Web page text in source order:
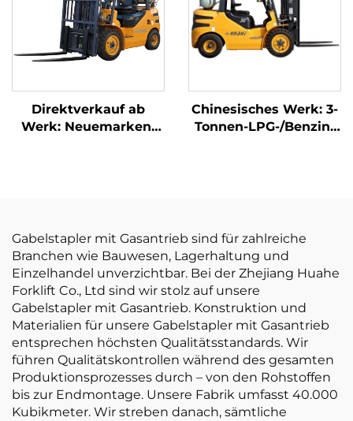
ist preisgünstig.
Direktverkauf ab
Werk: Neuemarken-
Chinesisches Werk: 3-
Tonnen-LPG-/Benzin-
Gabelstapler mit Gasantrieb sind für zahlreiche
Branchen wie Bauwesen, Lagerhaltung und
Einzelhandel unverzichtbar. Bei der Zhejiang Huahe
Forklift Co., Ltd sind wir stolz auf unsere
Gabelstapler mit Gasantrieb. Konstruktion und
Materialien für unsere Gabelstapler mit Gasantrieb
entsprechen höchsten Qualitätsstandards. Wir
führen Qualitätskontrollen während des gesamten
Produktionsprozesses durch – von den Rohstoffen
bis zur Endmontage. Unsere Fabrik umfasst 40.000
Kubikmeter. Wir streben danach, sämtliche